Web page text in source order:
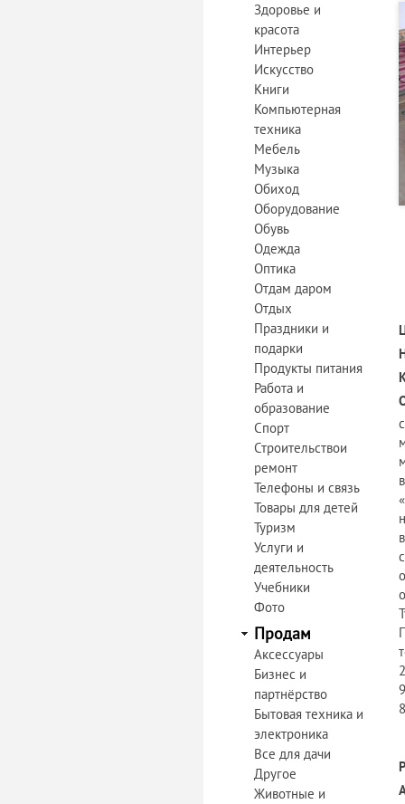
Здоровье и
красота
Интерьер
Искусство
Книги
Компьютерная
техника
Мебель
Музыка
Обиход
Оборудование
Обувь
Одежда
Оптика
Отдам даром
Отдых
Праздники и
подарки
Продукты питания
Работа и
образование
Спорт
Строительствои
ремонт
Телефоны и связь
Товары для детей
Туризм
Услуги и
деятельность
Учебники
Фото
Продам
Аксессуары
Бизнес и
партнёрство
Бытовая техника и
электроника
Все для дачи
Другое
Животные и